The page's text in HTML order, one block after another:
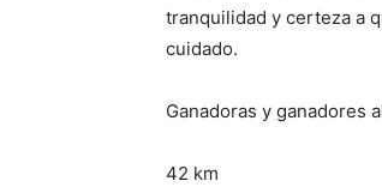
tranquilidad y certeza a
cuidado.
Ganadoras y ganadores
42 km